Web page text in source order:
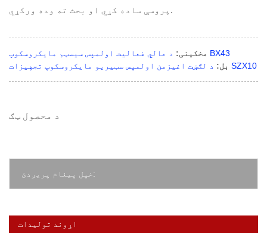
پروسې ساده کړي او بحث ته وده ورکړي.
مخکینی: د عالي فعالیت اولمپس سیسټم مایکروسکوپ BX43
بل: د لګښت اغیزمن اولمپس سټیریو مایکروسکوپ تجهیزات SZX10
د محصول ټګ
خپل پیغام پریږدئ:
اړوند توليدات